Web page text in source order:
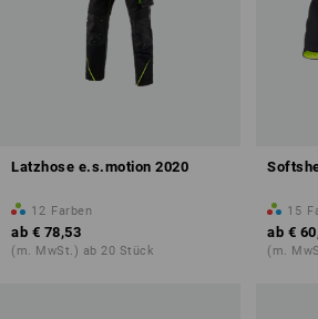
Latzhose e.s.motion 2020
12 Farben
ab € 78,53
(m. MwSt.) ab 20 Stück
15
ab €
(m.